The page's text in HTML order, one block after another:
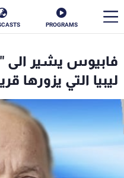
PROGRAMS
فابيوس يشير الى
ليبيا التي يزورها
الأخبار
إقتصاد
منوعات